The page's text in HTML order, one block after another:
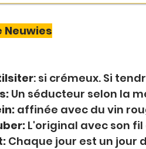
Neuwies
: si crémeux. Si
Un séducteur selon la
affinée avec du vin
L'original avec son
Chaque jour est un jour